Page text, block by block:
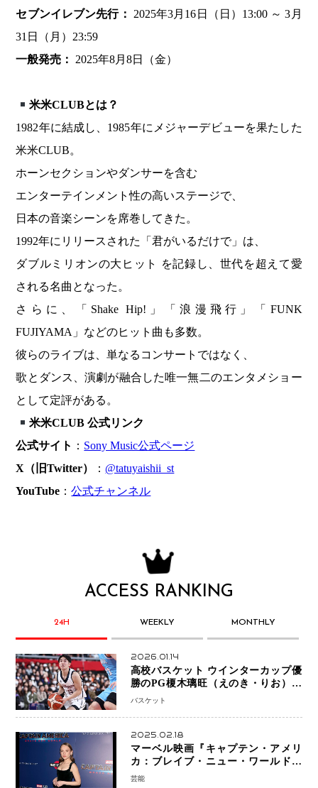
セブンイレブン先行：
2025年3月16日（日）13:00 ～ 3月
31日（月）23:59
一般発売：
2025年8月8日（金）
米米CLUBとは？
1982年に結成し、1985年にメジャーデビューを果たした
米米CLUB。
ホーンセクションやダンサーを含む
エンターテインメント性の高いステージで、
日本の音楽シーンを席巻してきた。
1992年にリリースされた「君がいるだけで」は、
ダブルミリオンの大ヒット を記録し、世代を超えて愛
される名曲となった。
さらに、「Shake Hip!」「浪漫飛行」「FUNK
FUJIYAMA」などのヒット曲も多数。
彼らのライブは、単なるコンサートではなく、
歌とダンス、演劇が融合した唯一無二のエンタメショー
として定評がある。
米米CLUB 公式リンク
公式サイト ： Sony Music公式ページ
X （旧Twitter） ： @tatuyaishii_st
YouTube ：公式チャンネル
ACCESS RANKING
24H WEEKLY MONTHLY
2026.01.14
高校バスケット ウインターカップ優
勝のPG榎木璃旺（えのき・りお）が
プロの現場へ―。
バスケット
2025.02.18
マーベル映画『キャプテン・アメリ
カ：ブレイブ・ニュー・ワールド』
新ブラック・ウィドウ役のシラ・ハー
芸能